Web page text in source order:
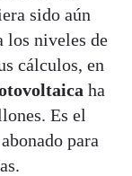
sido aún
los niveles de
cálculos, en
ha
Es el
para